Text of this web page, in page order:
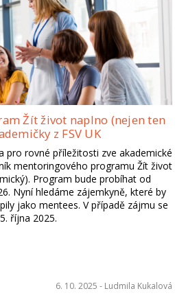
Žít život naplno (nejen ten
z FSV UK
pro rovné příležitosti zve akademické
mentoringového programu Žít život
Program bude probíhat od
Nyní hledáme zájemkyně, které by
jako mentees. V případě zájmu se
října 2025.
6. 10. 2025 - Ludmila Kukalová